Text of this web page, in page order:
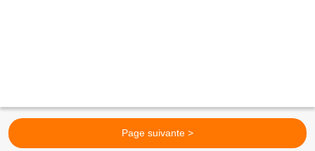
Page suivante >